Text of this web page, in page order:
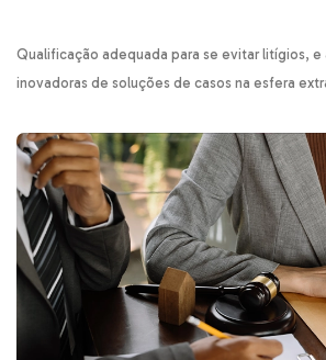
Qualificação adequada para se evitar litígios, e
inovadoras de soluções de casos na esfera